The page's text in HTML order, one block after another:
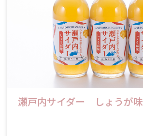
瀬戸内サイダー しょうが味